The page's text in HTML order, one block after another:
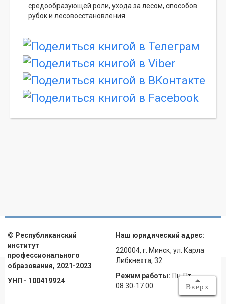
средообразующей роли, ухода за лесом, способов
рубок и лесовосстановления.
Вверх
© Республиканский
институт
профессионального
образования, 2021-2023
УНП - 100419924
Наш юридический адрес:
220004, г. Минск, ул. Карла
Либкнехта, 32
Режим работы: Пн-Пт
08.30-17.00